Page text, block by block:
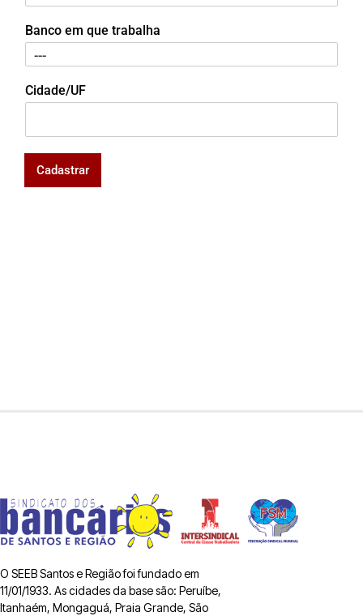
Banco em que trabalha
Cidade/UF
Cadastrar
O SEEB Santos e Região foi fundado em
11/01/1933. As cidades da base são: Peruíbe,
Itanhaém, Mongaguá, Praia Grande, São